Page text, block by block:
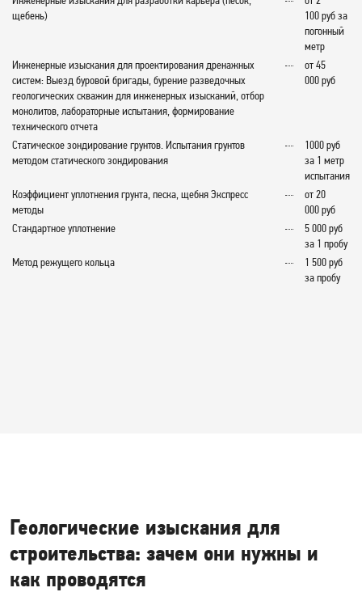
щебень)
100 руб за
погонный
метр
Инженерные изыскания для проектирования дренажных
систем: Выезд буровой бригады, бурение разведочных
геологических скважин для инженерных изысканий, отбор
монолитов, лабораторные испытания, формирование
технического отчета
от 45
000 руб
Статическое зондирование грунтов. Испытания грунтов
методом статического зондирования
1000 руб
за 1 метр
испытания
Коэффициент уплотнения грунта, песка, щебня Экспресс
методы
от 20
000 руб
Стандартное уплотнение
5 000 руб
за 1 пробу
Метод режущего кольца
1 500 руб
за пробу
Геологические изыскания для
строительства: зачем они нужны и
как проводятся